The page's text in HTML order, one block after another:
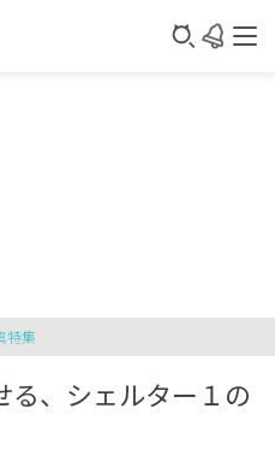
特集
る、シェルター１の